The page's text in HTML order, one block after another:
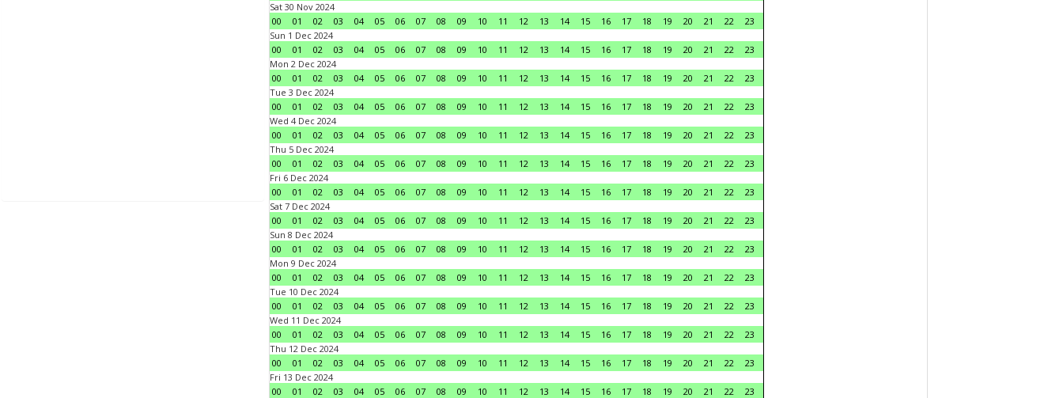
Sat 30 Nov 2024
00
01 02 03 04 05 06 07 08 09 10 11 12 13 14 15 16 17 18 19 20 21 22
23
Sun 1 Dec 2024
00
01 02 03 04 05 06 07 08 09 10 11 12 13 14 15 16 17 18 19 20 21 22
23
Mon 2 Dec 2024
00
01 02 03 04 05 06 07 08 09 10 11 12 13 14 15 16 17 18 19 20 21 22
23
Tue 3 Dec 2024
00
01 02 03 04 05 06 07 08 09 10 11 12 13 14 15 16 17 18 19 20 21 22
23
Wed 4 Dec 2024
00
01 02 03 04 05 06 07 08 09 10 11 12 13 14 15 16 17 18 19 20 21 22
23
Thu 5 Dec 2024
00
01 02 03 04 05 06 07 08 09 10 11 12 13 14 15 16 17 18 19 20 21 22
23
Fri 6 Dec 2024
00
01 02 03 04 05 06 07 08 09 10 11 12 13 14 15 16 17 18 19 20 21 22
23
Sat 7 Dec 2024
00
01 02 03 04 05 06 07 08 09 10 11 12 13 14 15 16 17 18 19 20 21 22
23
Sun 8 Dec 2024
00
01 02 03 04 05 06 07 08 09 10 11 12 13 14 15 16 17 18 19 20 21 22
23
Mon 9 Dec 2024
00
01 02 03 04 05 06 07 08 09 10 11 12 13 14 15 16 17 18 19 20 21 22
23
Tue 10 Dec 2024
00
01 02 03 04 05 06 07 08 09 10 11 12 13 14 15 16 17 18 19 20 21 22
23
Wed 11 Dec 2024
00
01 02 03 04 05 06 07 08 09 10 11 12 13 14 15 16 17 18 19 20 21 22
23
Thu 12 Dec 2024
00
01 02 03 04 05 06 07 08 09 10 11 12 13 14 15 16 17 18 19 20 21 22
23
Fri 13 Dec 2024
00
01 02 03 04 05 06 07 08 09 10 11 12 13 14 15 16 17 18 19 20 21 22
23